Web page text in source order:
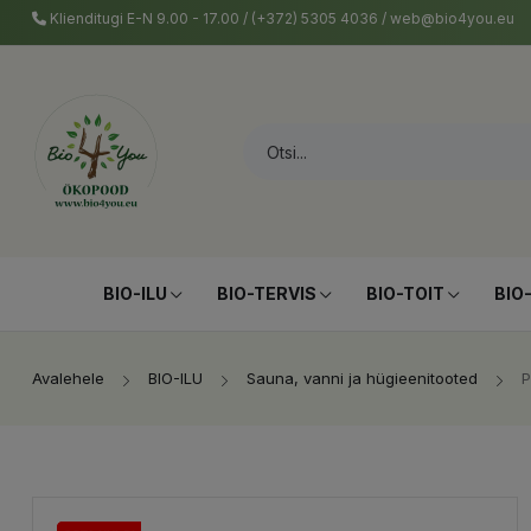
Klienditugi E-N 9.00 - 17.00 / (+372) 5305 4036 / web@bio4you.eu
BIO-ILU BIO-TERVIS BIO-TOIT
Avalehele BIO-ILU Sauna, vanni ja hügieenitooted